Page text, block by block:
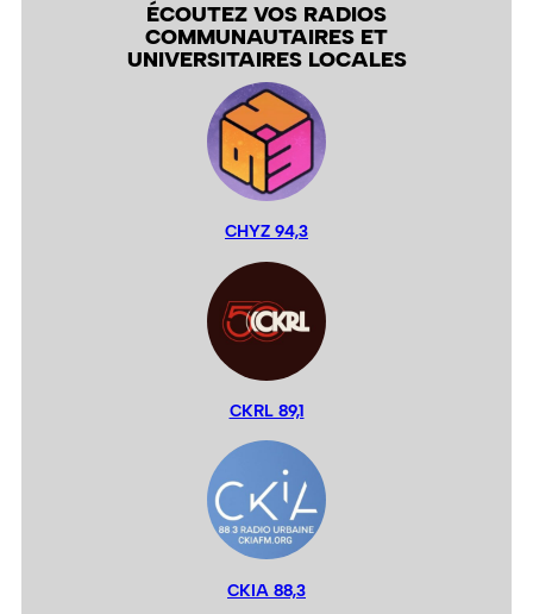
ÉCOUTEZ VOS RADIOS
COMMUNAUTAIRES ET
UNIVERSITAIRES LOCALES
CHYZ 94,3
CKRL 89,1
CKIA 88,3